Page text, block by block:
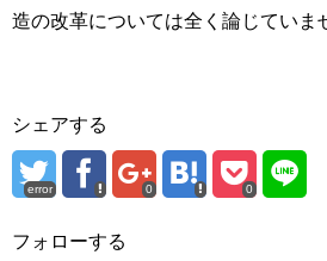
造の改革については全く論じていま
シェアする
error 0 0
フォローする